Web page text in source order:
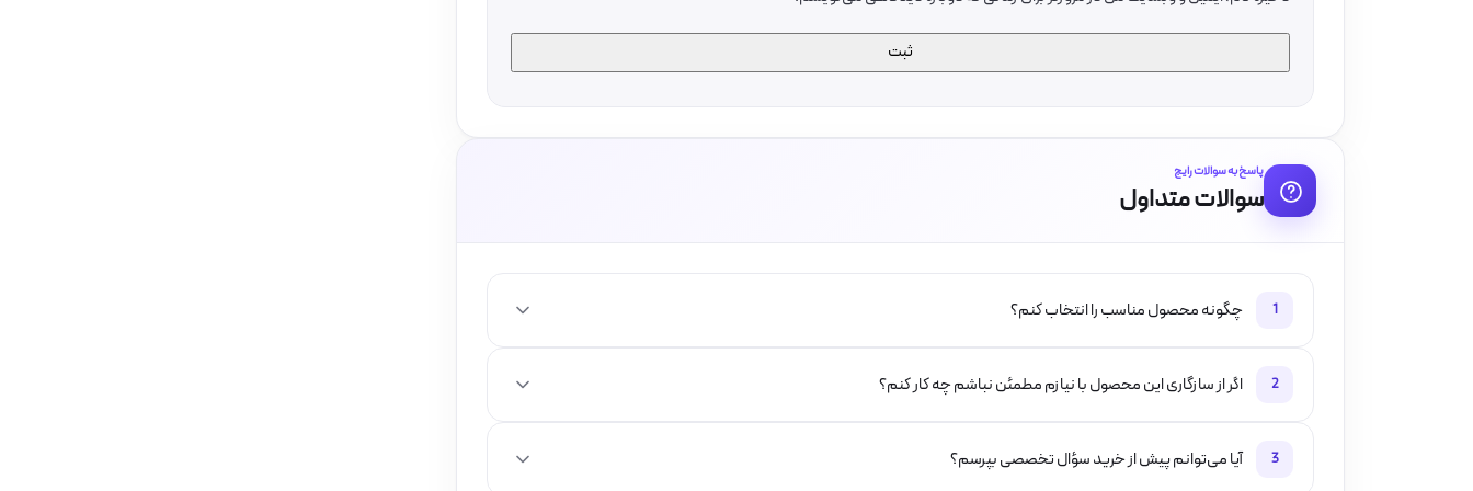
پاسخ به سوالات رایج
سوالات متداول
1 چگونه محصول مناسب را انتخاب کنم؟
2 اگر از سازگاری این محصول با نیازم مطمئن نباشم چه کار کنم؟
3 آیا می‌توانم پیش از خرید سؤال تخصصی بپرسم؟